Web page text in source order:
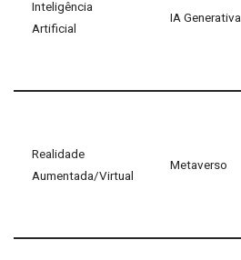
Inteligência
Artificial
IA Generativa
Realidade
Aumentada/Virtual
Metaverso